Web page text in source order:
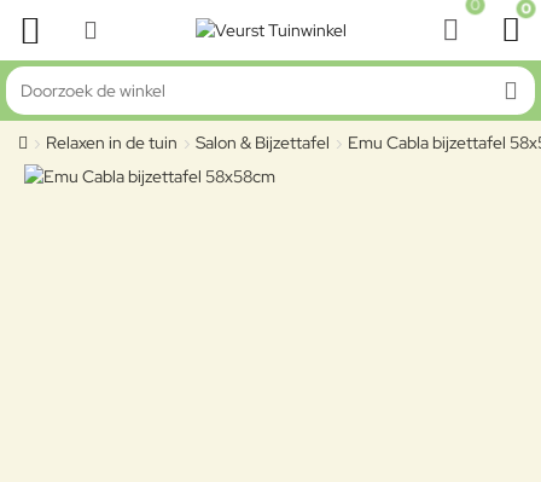
0 0
Doorzoek de winkel
home
Relaxen in de tuin Salon & Bijzettafel Emu Cabla bijzettafel